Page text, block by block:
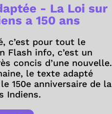
- La Loi sur
a 150 ans
c’est pour tout le
Flash info, c’est un
concis d’une nouvelle.
le texte adapté
150e anniversaire de la
Indiens.